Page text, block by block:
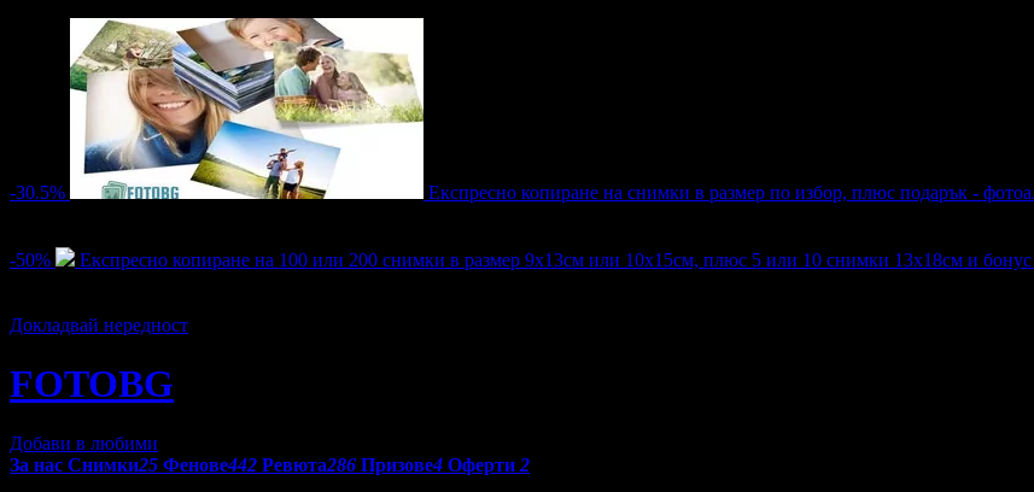
-30.5%
Експресно копиране на снимки в размер по избор, плюс подарък -
-50%
Експресно копиране на 100 или 200 снимки в размер 9х13см или 10х15см, плюс 5 или 10 снимки 13х18см и бонус
Докладвай нередност
FOTOBG
Добави в любими
За нас Снимки25 Фенове442 Ревюта286 Призове4 Оферти 2